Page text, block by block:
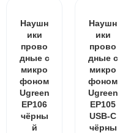
Наушн
ики
прово
дные с
микро
фоном
Ugreen
EP106
чёрны
й
Наушн
ики
прово
дные с
микро
фоном
Ugreen
EP105
USB-C
чёрны